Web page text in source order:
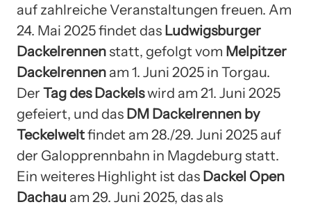
auf zahlreiche Veranstaltungen freuen. Am
24. Mai 2025 findet das Ludwigsburger
Dackelrennen statt, gefolgt vom Melpitzer
Dackelrennen am 1. Juni 2025 in Torgau.
Der Tag des Dackelswird am 21. Juni 2025
gefeiert, und das DM Dackelrennen by
Teckelweltfindet am 28./29. Juni 2025 auf
der Galopprennbahn in Magdeburg statt.
Ein weiteres Highlight ist das Dackel Open
Dachau am 29. Juni 2025, das als